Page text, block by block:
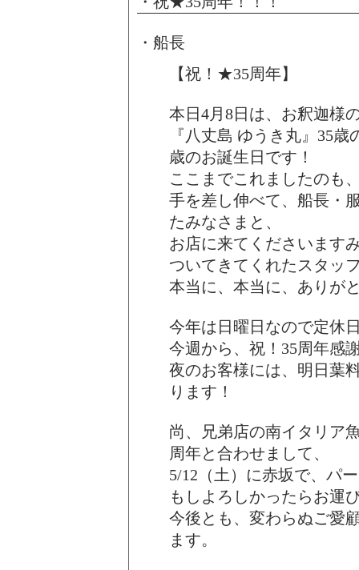
・船長
【祝！★35周年】
本日4月8日は、お釈迦様
『八丈島 ゆうき丸』35
歳のお誕生日です！
ここまでこれましたのも
手を差し伸べて、船長・
たみなさまと、
お店に来てくださいます
ついてきてくれたスタッ
本当に、本当に、ありが
今年は日曜日なので定休
今週から、祝！35周年感
夜のお客様には、明日葉
ります！
尚、兄弟店の南イタリア
周年と合わせまして、
5/12（土）に赤坂で、パ
もしよろしかったらお運
今後とも、変わらぬご愛
ます。